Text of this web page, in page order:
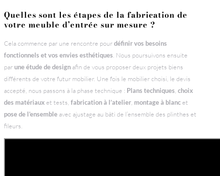
Quelles sont les étapes de la fabrication de
votre meuble d’entrée sur mesure ?
Cela commence par une rencontre pourdéfinir vos besoins
fonctionnels et vos envies esthétiques . Nous poursuivons ensuite
parune étude de design afin de vous proposer deux projets biens
différents de votre futur mobilier. Une fois le mobilier choisi, le devis
accepté, nous passons à la phase technique : Plans techniques choix
des matériauxet tests, fabrication à l’atelier montage à blancet
pose de l’ensemble avec ajustage au bâti de l’ensemble des plinthes et
fileurs.